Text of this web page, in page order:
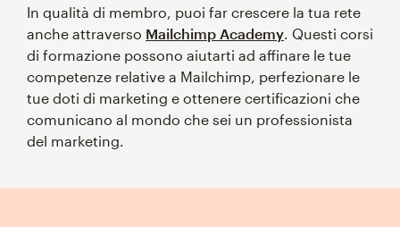
In qualità di membro, puoi far crescere la tua rete
anche attraverso Mailchimp Academy. Questi corsi
di formazione possono aiutarti ad affinare le tue
competenze relative a Mailchimp, perfezionare le
tue doti di marketing e ottenere certificazioni che
comunicano al mondo che sei un professionista
del marketing.